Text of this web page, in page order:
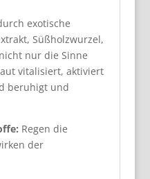
exotische
Süßholzwurzel,
nur die Sinne
vitalisiert, aktiviert
beruhigt und
Regen die
der